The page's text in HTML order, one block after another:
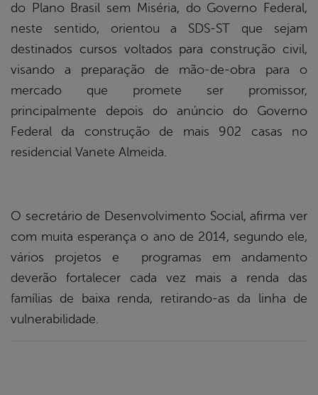
do Plano Brasil sem Miséria, do Governo Federal,
neste sentido, orientou a SDS-ST que sejam
destinados cursos voltados para construção civil,
visando a preparação de mão-de-obra para o
mercado que promete ser promissor,
principalmente depois do anúncio do Governo
Federal da construção de mais 902 casas no
residencial Vanete Almeida.
O secretário de Desenvolvimento Social, afirma ver
com muita esperança o ano de 2014, segundo ele,
vários projetos e programas em andamento
deverão fortalecer cada vez mais a renda das
famílias de baixa renda, retirando-as da linha de
vulnerabilidade.